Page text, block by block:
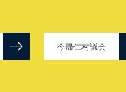
今帰仁村議会